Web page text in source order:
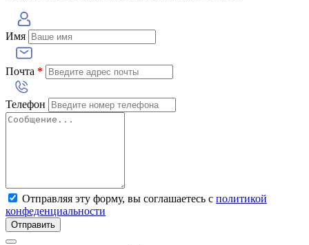
Имя
Почта *
Телефон
Отправляя эту форму, вы соглашаетесь с политикой
конфеденциальности
Отправить